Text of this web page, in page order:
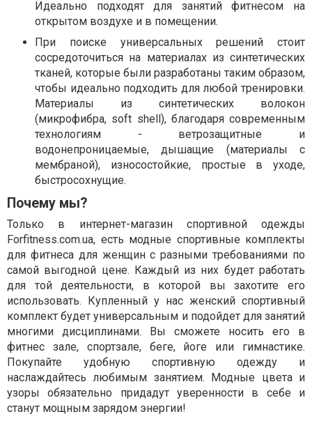
Идеально подходят для занятий фитнесом на
открытом воздухе и в помещении.
При поиске универсальных решений стоит
сосредоточиться на материалах из синтетических
тканей, которые были разработаны таким образом,
чтобы идеально подходить для любой тренировки.
Материалы из синтетических волокон
(микрофибра, soft shell), благодаря современным
технологиям - ветрозащитные и
водонепроницаемые, дышащие (материалы с
мембраной), износостойкие, простые в уходе,
быстросохнущие.
Почему мы?
Только в интернет-магазин спортивной одежды
Forfitness.com.ua, есть модные спортивные комплекты
для фитнеса для женщин с разными требованиями по
самой выгодной цене. Каждый из них будет работать
для той деятельности, в которой вы захотите его
использовать. Купленный у нас женский спортивный
комплект будет универсальным и подойдет для занятий
многими дисциплинами. Вы сможете носить его в
фитнес зале, спортзале, беге, йоге или гимнастике.
Покупайте удобную спортивную одежду и
наслаждайтесь любимым занятием. Модные цвета и
узоры обязательно придадут уверенности в себе и
станут мощным зарядом энергии!